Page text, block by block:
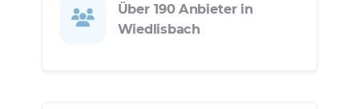
Über 190 Anbieter in
Wiedlisbach